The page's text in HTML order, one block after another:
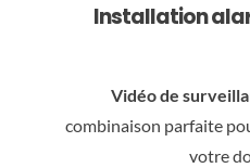
Installation
Vidéo de
combinaison parfaite
votre